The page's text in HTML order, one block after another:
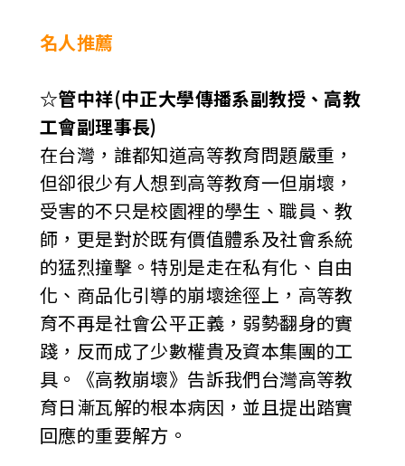
名人推薦
☆管中祥(中正大學傳播系副教授、高教
工會副理事長)
在台灣，誰都知道高等教育問題嚴重，
但卻很少有人想到高等教育一但崩壞，
受害的不只是校園裡的學生、職員、教
師，更是對於既有價值體系及社會系統
的猛烈撞擊。特別是走在私有化、自由
化、商品化引導的崩壞途徑上，高等教
育不再是社會公平正義，弱勢翻身的實
踐，反而成了少數權貴及資本集團的工
具。《高教崩壞》告訴我們台灣高等教
育日漸瓦解的根本病因，並且提出踏實
回應的重要解方。